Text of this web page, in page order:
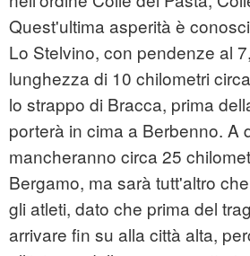
Quest'ultima asperità è
Lo Stelvino, con pendenze al
lunghezza di 10 chilometri
lo strappo di Bracca, prima
porterà in cima a Berbenno. A
mancheranno circa 25
Bergamo, ma sarà tutt'altro
gli atleti, dato che prima del
arrivare fin su alla città alta,